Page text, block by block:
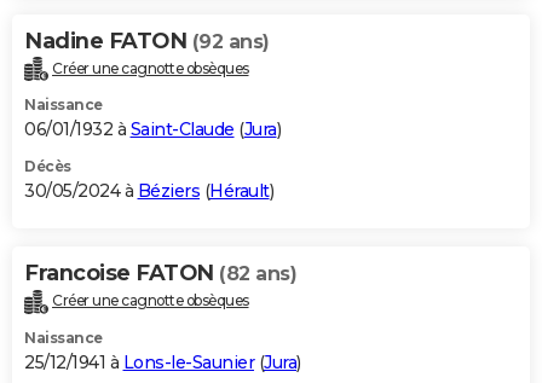
Nadine FATON (92 ans)
Créer une cagnotte obsèques
Naissance
06/01/1932 à Saint-Claude (Jura)
Décès
30/05/2024 à Béziers (Hérault)
Francoise FATON (82 ans)
Créer une cagnotte obsèques
Naissance
25/12/1941 à Lons-le-Saunier(Jura)